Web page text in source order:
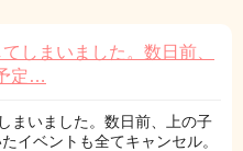
しまいました。数日前、
定…
まいました。数日前、上の子
イベントも全てキャンセル。